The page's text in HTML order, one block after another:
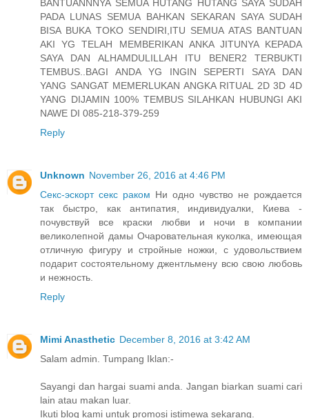
BANTUANNNYA SEMUA HUTANG HUTANG SAYA SUDAH
PADA LUNAS SEMUA BAHKAN SEKARAN SAYA SUDAH
BISA BUKA TOKO SENDIRI,ITU SEMUA ATAS BANTUAN
AKI YG TELAH MEMBERIKAN ANKA JITUNYA KEPADA
SAYA DAN ALHAMDULILLAH ITU BENER2 TERBUKTI
TEMBUS..BAGI ANDA YG INGIN SEPERTI SAYA DAN
YANG SANGAT MEMERLUKAN ANGKA RITUAL 2D 3D 4D
YANG DIJAMIN 100% TEMBUS SILAHKAN HUBUNGI AKI
NAWE DI 085-218-379-259
Reply
Unknown November 26, 2016 at 4:46 PM
Секс-эскорт секс раком Ни одно чувство не рождается
так быстро, как антипатия, индивидуалки, Киева -
почувствуй все краски любви и ночи в компании
великолепной дамы Очаровательная куколка, имеющая
отличную фигуру и стройные ножки, с удовольствием
подарит состоятельному джентльмену всю свою любовь
и нежность.
Reply
Mimi Anasthetic December 8, 2016 at 3:42 AM
Salam admin. Tumpang Iklan:-
Sayangi dan hargai suami anda. Jangan biarkan suami cari
lain atau makan luar.
Ikuti blog kami untuk promosi istimewa sekarang.